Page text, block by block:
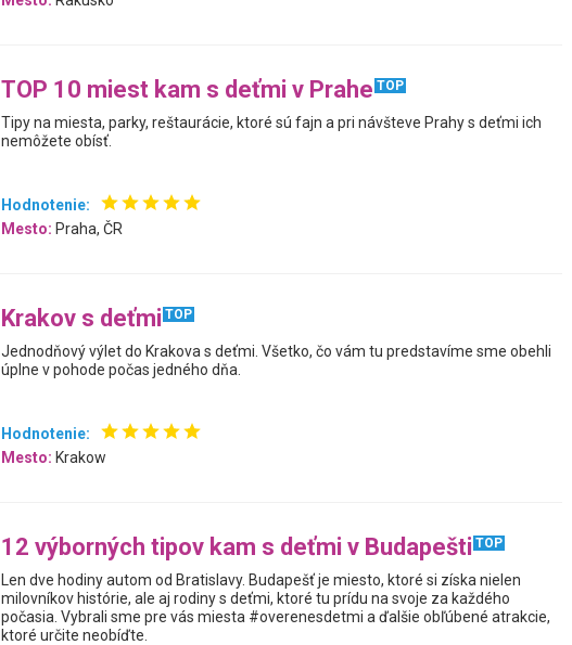
TOP 10 miest kam s deťmi v Prahe TOP
Tipy na miesta, parky, reštaurácie, ktoré sú fajn a pri návšteve Prahy s deťmi ich
nemôžete obísť.
Hodnotenie:
Mesto: Praha, ČR
Krakov s deťmi TOP
Jednodňový výlet do Krakova s deťmi. Všetko, čo vám tu predstavíme sme obehli
úplne v pohode počas jedného dňa.
Hodnotenie:
Mesto: Krakow
12 výborných tipov kam s deťmi v Budapešti TOP
Len dve hodiny autom od Bratislavy. Budapešť je miesto, ktoré si získa nielen
milovníkov histórie, ale aj rodiny s deťmi, ktoré tu prídu na svoje za každého
počasia. Vybrali sme pre vás miesta #overenesdetmi a ďalšie obľúbené atrakcie,
ktoré určite neobíďte.